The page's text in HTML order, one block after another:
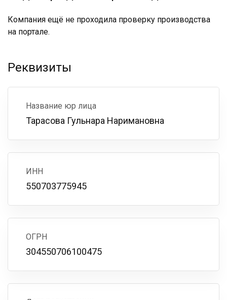
Компания ещё не проходила проверку производства
на портале.
Реквизиты
Название юр лица
Тарасова Гульнара Наримановна
ИНН
550703775945
ОГРН
304550706100475